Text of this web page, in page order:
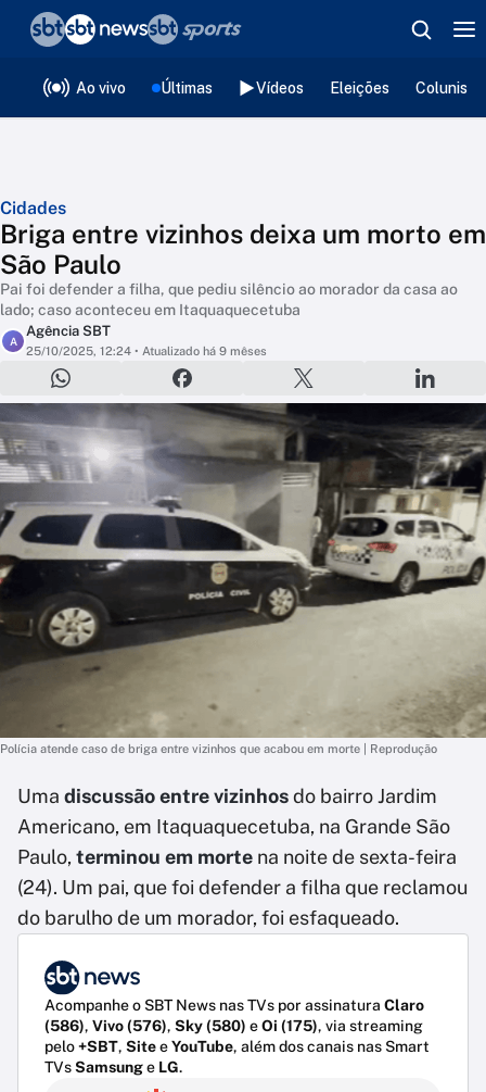
Ao vivo Últimas Vídeos Eleições
Cidades
Briga entre vizinhos deixa um morto em
São Paulo
Pai foi defender a filha, que pediu silêncio ao morador da casa ao
lado; caso aconteceu em Itaquaquecetuba
A
Agência SBT
25/10/2025, 12:24 • Atualizado há 9 mêses
Polícia atende caso de briga entre vizinhos que acabou em morte | Reprodução
Uma discussão entre vizinhosdo bairro Jardim
Americano, em Itaquaquecetuba, na Grande São
Paulo, terminou em morte na noite de sexta-feira
(24). Um pai, que foi defender a filha que reclamou
do barulho de um morador, foi esfaqueado.
Acompanhe o SBT News nas TVs por assinatura Claro
(586), Vivo (576), Sky (580) eOi (175), via streaming
pelo+SBT, SiteeYouTube, além dos canais nas Smart
TVsSamsunge LG.
❮voltar
Editorias